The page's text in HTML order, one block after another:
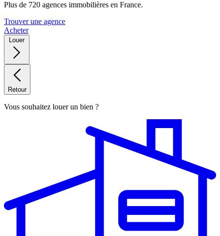
Plus de 720 agences immobilières en France.
Trouver une agence
Acheter
Louer
Retour
Vous souhaitez louer un bien ?